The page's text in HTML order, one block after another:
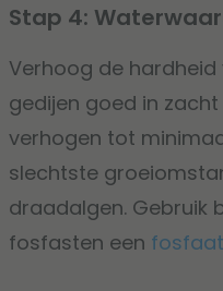
Stap 4:
Verhoog de hardheid
gedijen goed in
verhogen tot
slechtste
draadalgen. Gebruik
fosfasten een